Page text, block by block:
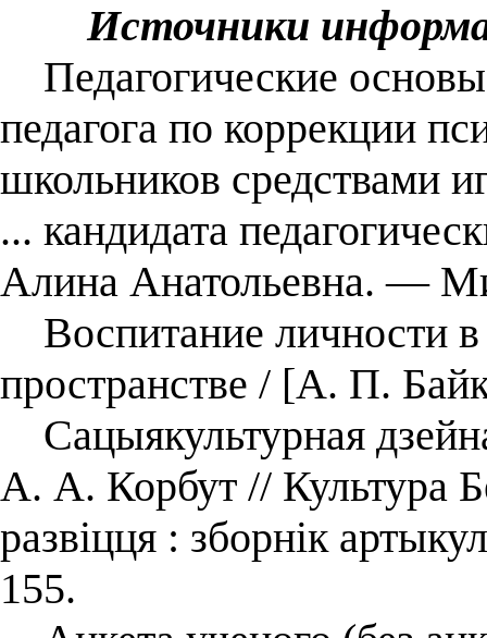
Источники
Педагогические основы
педагога по коррекции
школьников средствами
... кандидата
Алина Анатольевна. —
Воспитание личности в
пространстве / [А. П.
Сацыякультурная
А. А. Корбут // Культура
развіцця : зборнік
155.